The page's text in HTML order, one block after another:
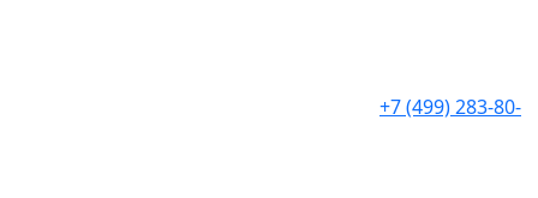
+7 (499) 283-80-